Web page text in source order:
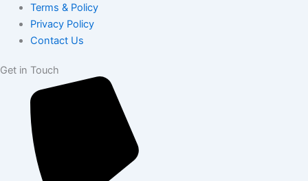
Terms & Policy
Privacy Policy
Contact Us
Get in Touch